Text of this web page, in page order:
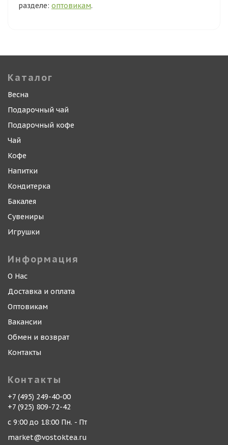
разделе: оптовикам.
Каталог
Весна
Подарочный чай
Подарочный кофе
Чай
Кофе
Напитки
Кондитерка
Бакалея
Сувениры
Игрушки
Информация
О Нас
Доставка и оплата
Оптовикам
Вакансии
Обмен и возврат
Контакты
Контакты
+7 (495) 249-40-00
+7 (925) 809-72-42
с 9:00 до 18:00 Пн. - Пт
market@vostoktea.ru